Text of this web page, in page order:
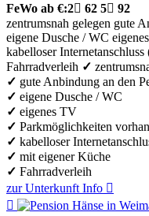
FeWo ab €:2 62 5 92
zentrumsnah gelegen gute
eigene Dusche / WC
kabelloser
Fahrradverleih ✓
✓ gute Anbindung an den
✓ eigene Dusche / WC
✓ eigenes TV
✓ Parkmöglichkeiten
✓ kabelloser
✓ mit eigener Küche
✓ Fahrradverleih
zur Unterkunft Info 
